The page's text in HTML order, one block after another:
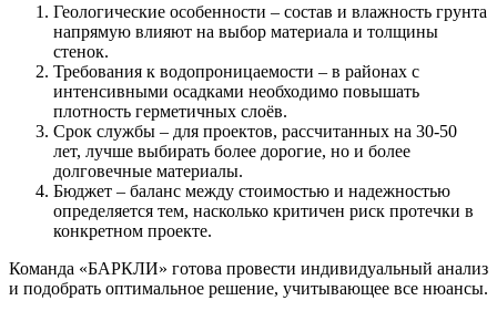
Геологические особенности – состав и влажность грунта
напрямую влияют на выбор материала и толщины
стенок.
Требования к водопроницаемости – в районах с
интенсивными осадками необходимо повышать
плотность герметичных слоёв.
Срок службы – для проектов, рассчитанных на 30‑50
лет, лучше выбирать более дорогие, но и более
долговечные материалы.
Бюджет – баланс между стоимостью и надежностью
определяется тем, насколько критичен риск протечки в
конкретном проекте.
Команда «БАРКЛИ» готова провести индивидуальный анализ
и подобрать оптимальное решение, учитывающее все нюансы.